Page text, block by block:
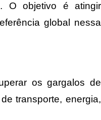
O objetivo é atingir
global nessa
os gargalos de
transporte, energia,